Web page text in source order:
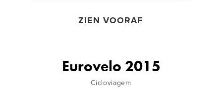
ZIEN VOORAF
Eurovelo 2015
Cicloviagem